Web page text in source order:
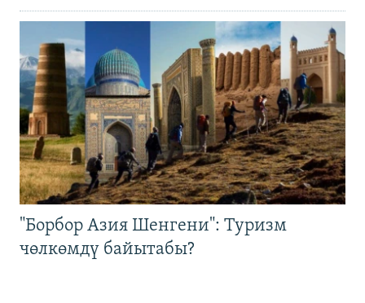
"Борбор Азия Шенгени": Туризм
чөлкөмдү байытабы?